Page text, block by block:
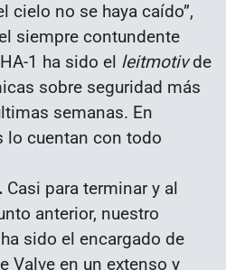
cielo no se haya caído”,
siempre contundente
1 ha sido el leitmotivde
sobre seguridad más
semanas. En
lo cuentan con todo
Casi para terminar y al
anterior, nuestro
sido el encargado de
Valve en un extenso y